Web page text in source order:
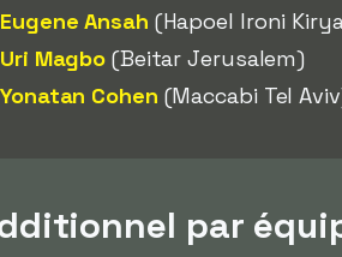
Eugene Ansah (Hapoel Ironi
Uri Magbo (Beitar Jerusalem)
Yonatan Cohen (Maccabi Tel
par